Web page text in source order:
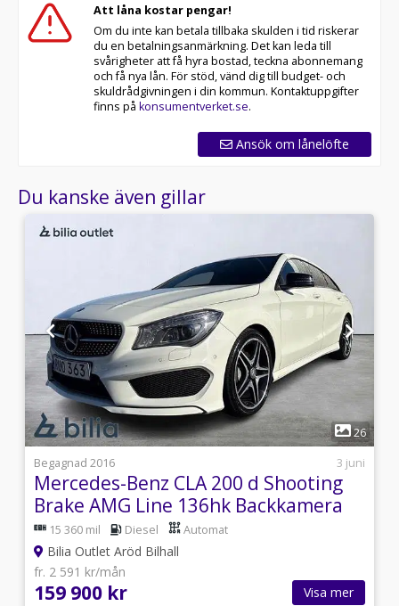
Att låna kostar pengar!
Om du inte kan betala tillbaka skulden i tid riskerar
du en betalningsanmärkning. Det kan leda till
svårigheter att få hyra bostad, teckna abonnemang
och få nya lån. För stöd, vänd dig till budget- och
skuldrådgivningen i din kommun. Kontaktuppgifter
finns på konsumentverket.se.
Ansök om lånelöfte
Du kanske även gillar
1
26
Begagnad 2016
3 juni
Mercedes-Benz CLA 200 d Shooting
Brake AMG Line 136hk Backkamera
15 360 mil Diesel Automat
Bilia Outlet Aröd Bilhall
fr. 2 591 kr/mån
159 900 kr Visa mer